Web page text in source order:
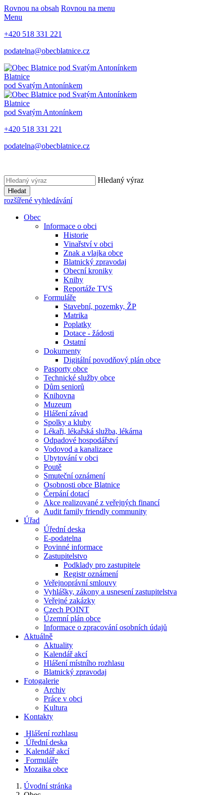
Rovnou na obsah Rovnou na menu
Menu
+420 518 331 221
podatelna@obecblatnice.cz
Blatnice
pod Svatým Antonínkem
Blatnice
pod Svatým Antonínkem
+420 518 331 221
podatelna@obecblatnice.cz
Hledaný výraz
Hledat
rozšířené vyhledávání
Obec
Informace o obci
Historie
Vinařství v obci
Znak a vlajka obce
Blatnický zpravodaj
Obecní kroniky
Knihy
Reportáže TVS
Formuláře
Stavební, pozemky, ŽP
Matrika
Poplatky
Dotace - žádosti
Ostatní
Dokumenty
Digitální povodňový plán obce
Pasporty obce
Technické služby obce
Dům seniorů
Knihovna
Muzeum
Hlášení závad
Spolky a kluby
Lékaři, lékařská služba, lékárna
Odpadové hospodářství
Vodovod a kanalizace
Ubytování v obci
Poutě
Smuteční oznámení
Osobnosti obce Blatnice
Čerpání dotací
Akce realizované z veřejných financí
Audit family friendly community
Úřad
Úřední deska
E-podatelna
Povinné informace
Zastupitelstvo
Podklady pro zastupitele
Registr oznámení
Veřejnoprávní smlouvy
Vyhlášky, zákony a usnesení zastupitelstva
Veřejné zakázky
Czech POINT
Územní plán obce
Informace o zpracování osobních údajů
Aktuálně
Aktuality
Kalendář akcí
Hlášení místního rozhlasu
Blatnický zpravodaj
Fotogalerie
Archiv
Práce v obci
Kultura
Kontakty
Hlášení rozhlasu
Úřední deska
Kalendář akcí
Formuláře
Mozaika obce
Úvodní stránka